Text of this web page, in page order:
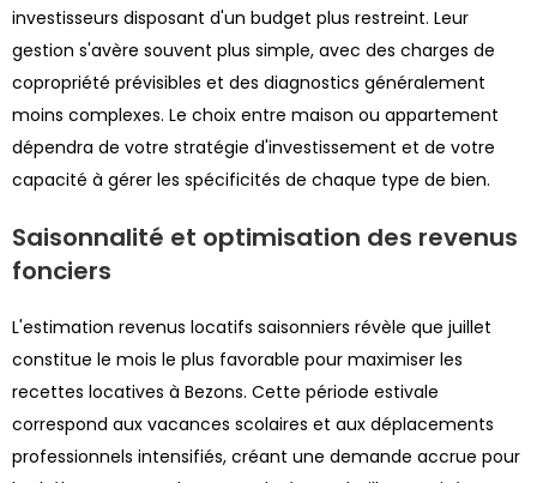
investisseurs disposant d'un budget plus restreint. Leur
gestion s'avère souvent plus simple, avec des charges de
copropriété prévisibles et des diagnostics généralement
moins complexes. Le choix entre maison ou appartement
dépendra de votre stratégie d'investissement et de votre
capacité à gérer les spécificités de chaque type de bien.
Saisonnalité et optimisation des revenus
fonciers
L'estimation revenus locatifs saisonniers révèle que juillet
constitue le mois le plus favorable pour maximiser les
recettes locatives à Bezons. Cette période estivale
correspond aux vacances scolaires et aux déplacements
professionnels intensifiés, créant une demande accrue pour